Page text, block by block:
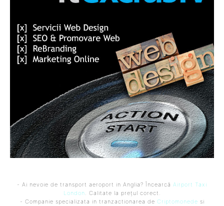
- Ai nevoie de transport aeroport in Anglia? Încearcă Airport Taxi
London. Calitate la prețul corect.
- Companie specializata in tranzactionarea de Criptomonede si